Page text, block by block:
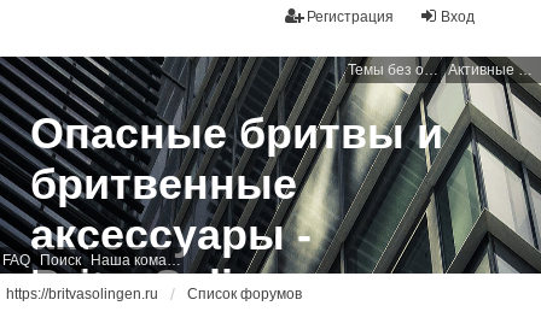
Вход
Регистрация
Темы без ответов Активные темы
FAQ Поиск Наша команда
Опасные бритвы и
бритвенные
аксессуары -
BritvaSolingen
https://britvasolingen.ru Список форумов